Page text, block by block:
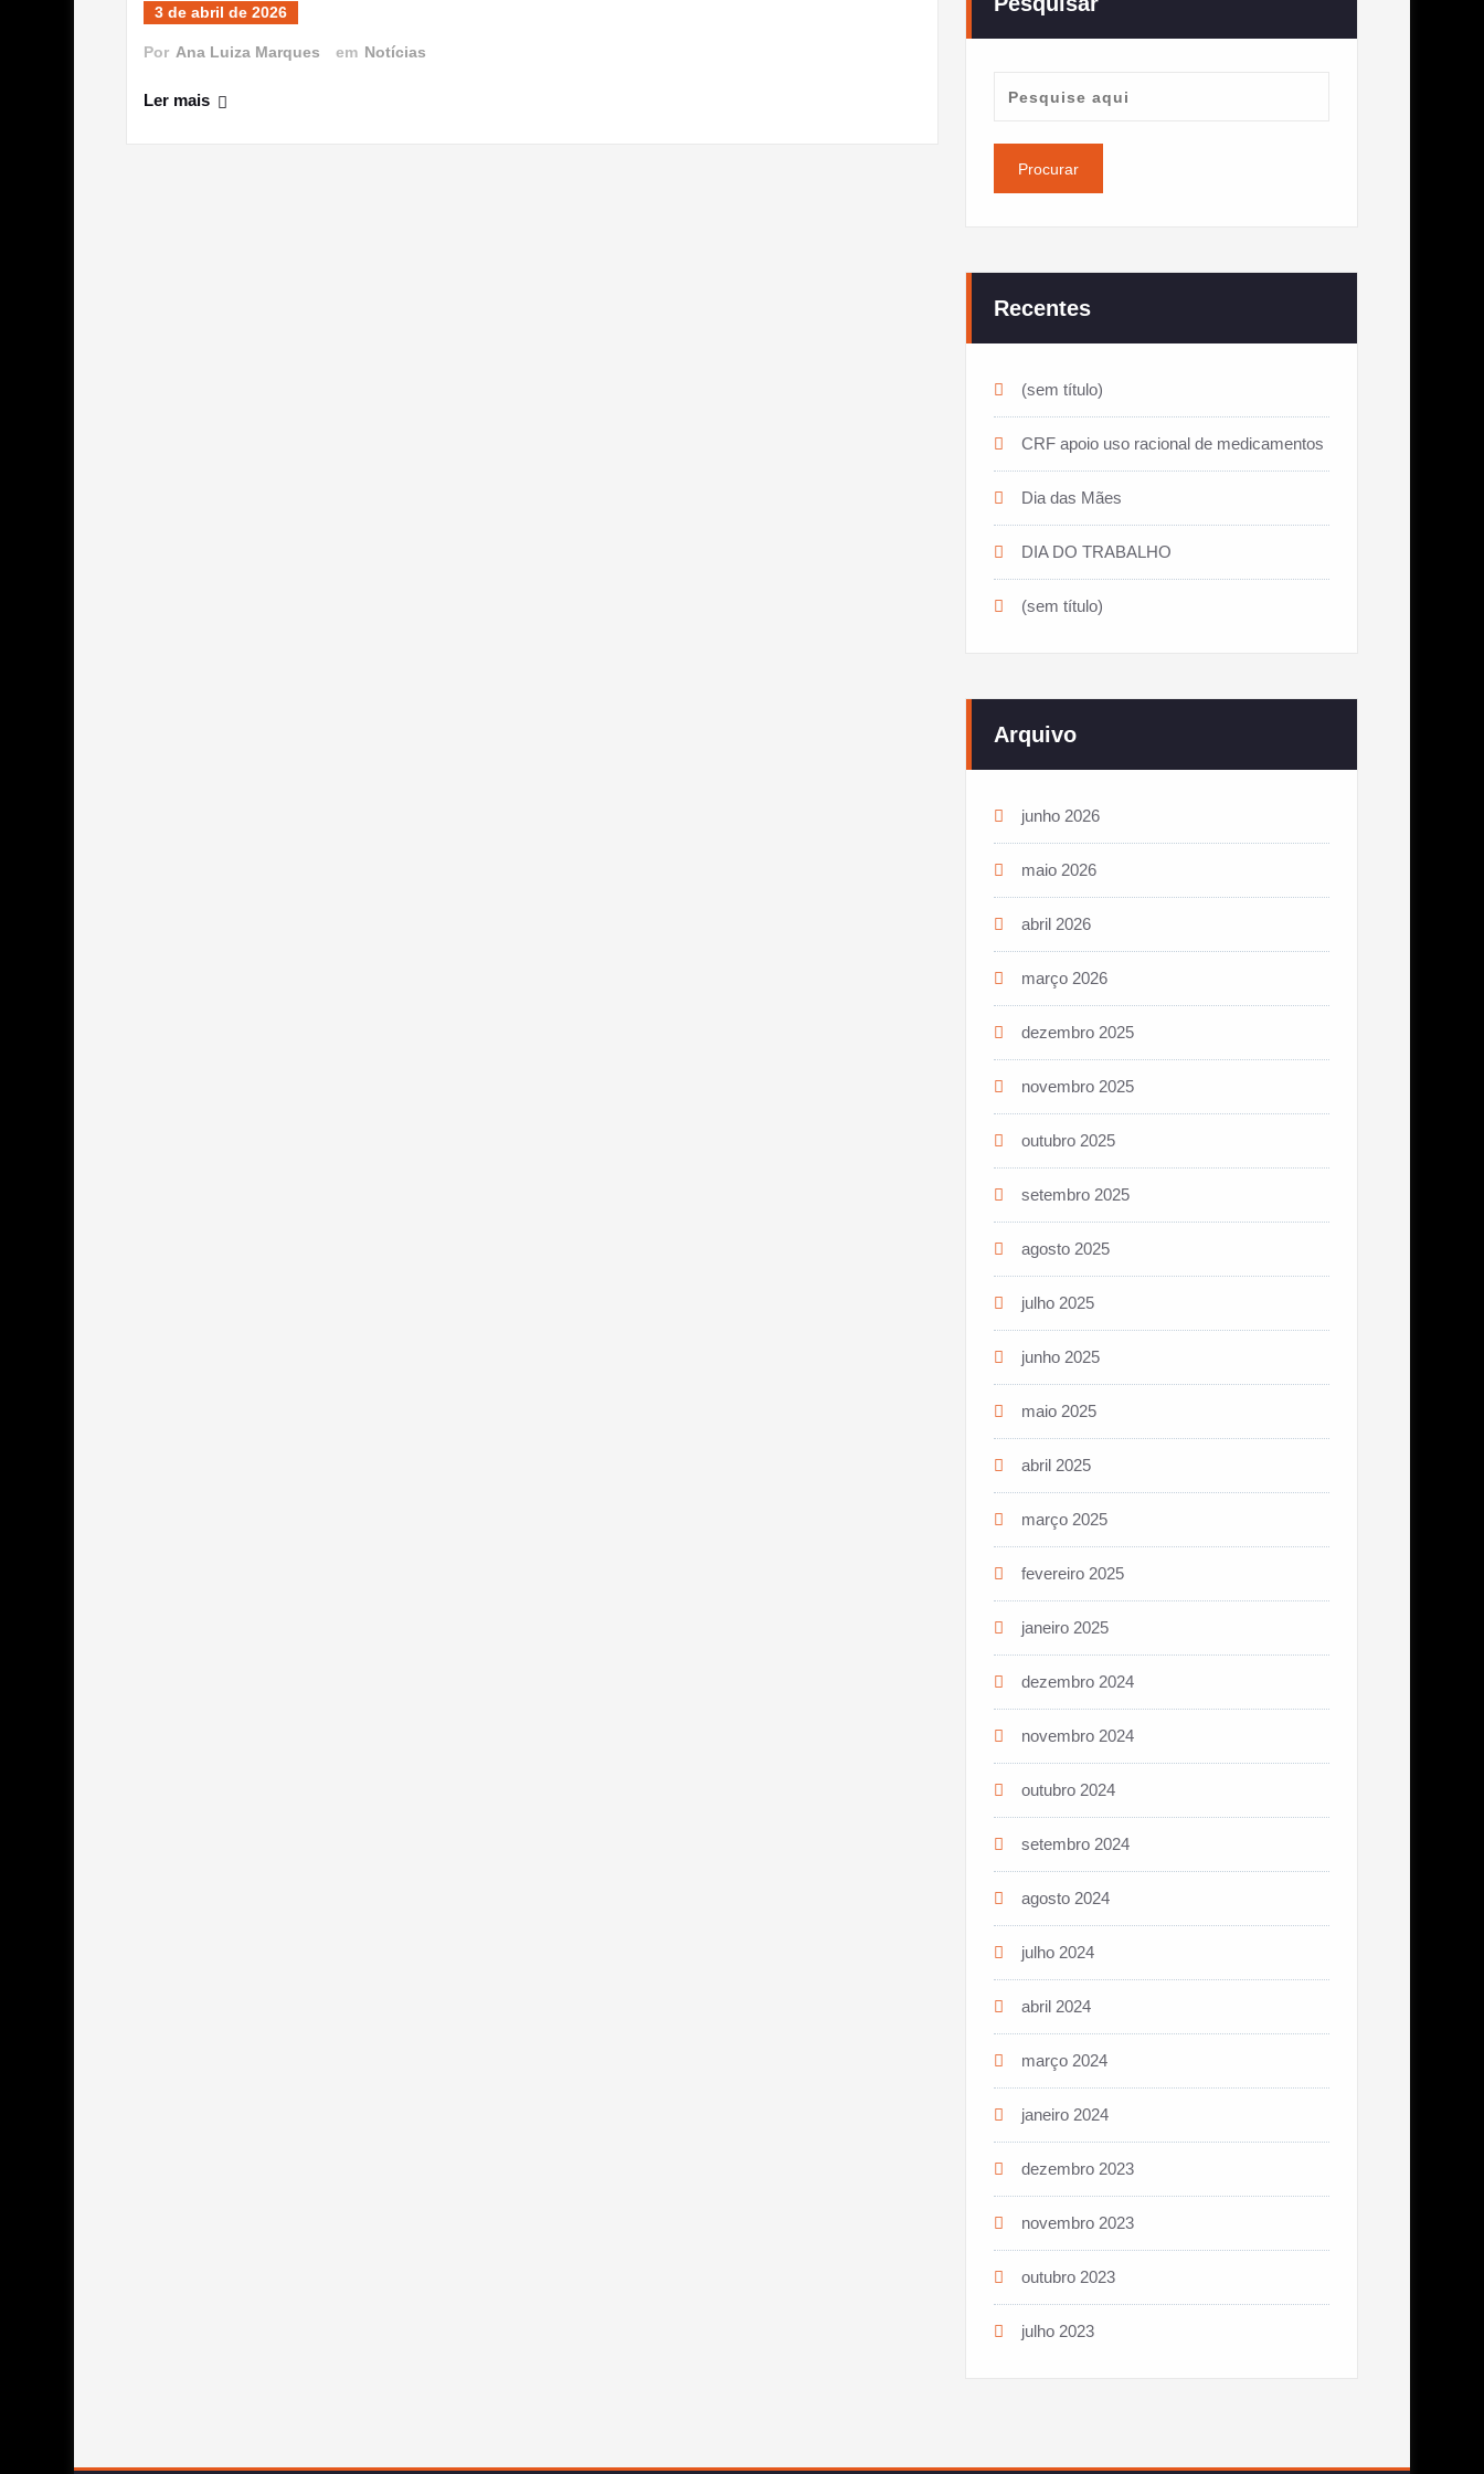
3 de abril de 2026
Por Ana Luiza Marques em Notícias
Ler mais
Recentes
(sem título)
CRF apoio uso racional de medicamentos
Dia das Mães
DIA DO TRABALHO
(sem título)
Arquivo
junho 2026
maio 2026
abril 2026
março 2026
dezembro 2025
novembro 2025
outubro 2025
setembro 2025
agosto 2025
julho 2025
junho 2025
maio 2025
abril 2025
março 2025
fevereiro 2025
janeiro 2025
dezembro 2024
novembro 2024
outubro 2024
setembro 2024
agosto 2024
julho 2024
abril 2024
março 2024
janeiro 2024
dezembro 2023
novembro 2023
outubro 2023
julho 2023